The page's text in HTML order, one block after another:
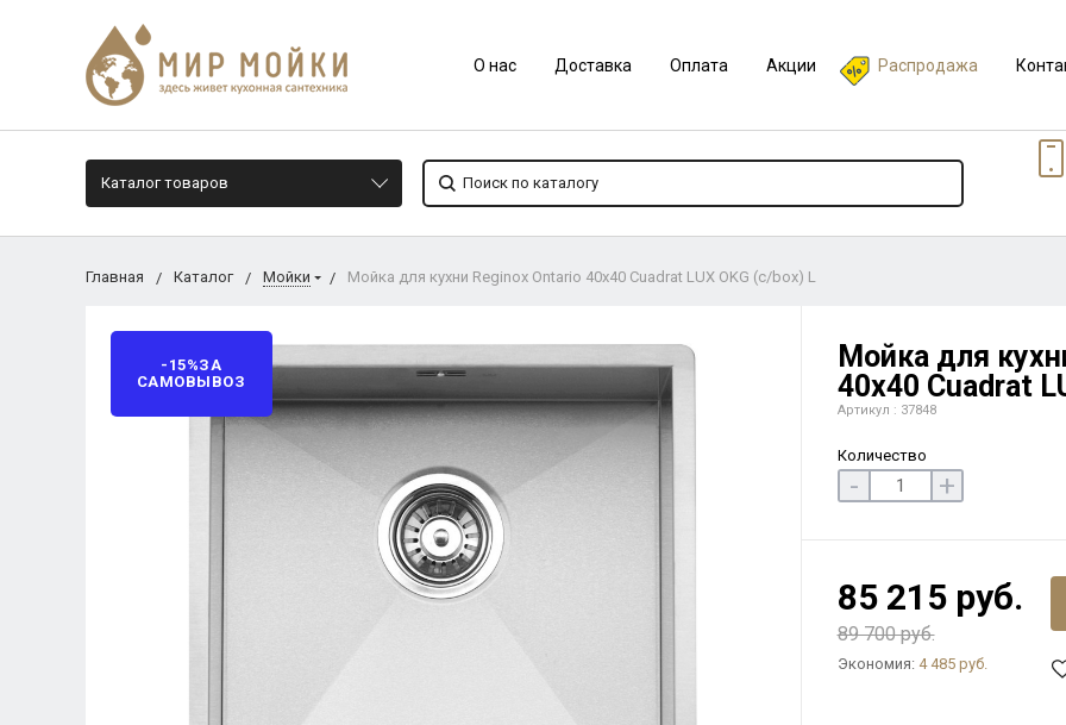
О нас Доставка Оплата Акции Распродажа
Каталог товаров
Главная Каталог Мойки Мойка для кухни Reginox Ontario 40x40 Cuadrat LUX OKG (c/box) L
-15%ЗА
САМОВЫВОЗ
Мойка для
40x40 Cuadrat
Артикул : 37848
Количество
- +
85 215 руб.
89 700 руб.
Экономия: 4 485 руб.